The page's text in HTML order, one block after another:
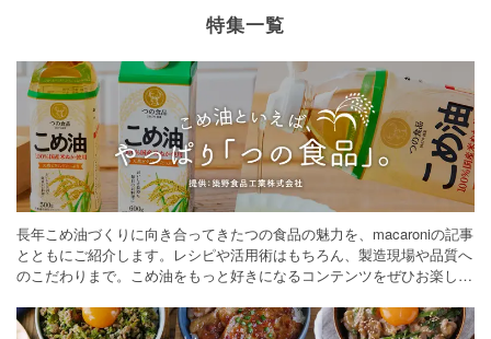
特集一覧
長年こめ油づくりに向き合ってきたつの食品の魅力を、macaroniの記事
とともにご紹介します。レシピや活用術はもちろん、製造現場や品質へ
のこだわりまで。こめ油をもっと好きになるコンテンツをぜひお楽しみ